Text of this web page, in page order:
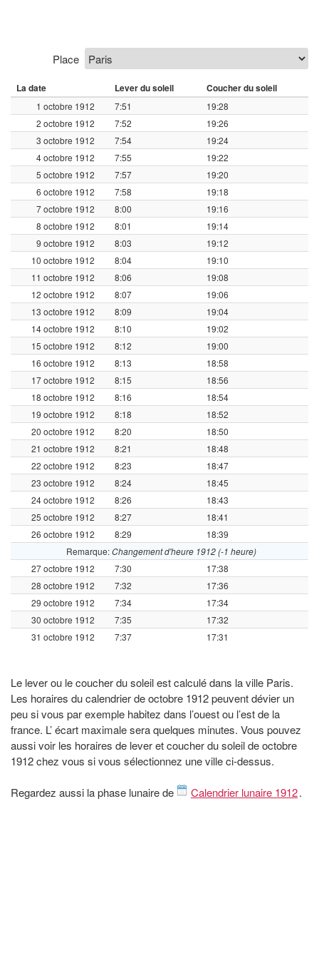
Place
La date Lever du soleil Coucher du soleil
1 octobre 1912 7:51
19:28
2 octobre 1912
7:52
19:26
3 octobre 1912
7:54
19:24
4 octobre 1912
7:55
19:22
5 octobre 1912
7:57
19:20
6 octobre 1912
7:58
19:18
7 octobre 1912
8:00
19:16
8 octobre 1912
8:01
19:14
9 octobre 1912
8:03
19:12
10 octobre 1912
8:04
19:10
11 octobre 1912
8:06
19:08
12 octobre 1912
8:07
19:06
13 octobre 1912
8:09
19:04
14 octobre 1912
8:10
19:02
15 octobre 1912
8:12
19:00
16 octobre 1912
8:13
18:58
17 octobre 1912
8:15
18:56
18 octobre 1912
8:16
18:54
19 octobre 1912
8:18
18:52
20 octobre 1912
8:20
18:50
21 octobre 1912
8:21
18:48
22 octobre 1912
8:23
18:47
23 octobre 1912
8:24
18:45
24 octobre 1912
8:26
18:43
25 octobre 1912
8:27
18:41
26 octobre 1912
8:29
18:39
Remarque:Changement d'heure 1912 (-1 heure)
27 octobre 1912
7:30
17:38
28 octobre 1912
7:32
17:36
29 octobre 1912
7:34
17:34
30 octobre 1912
7:35
17:32
31 octobre 1912
7:37 17:31
Le lever ou le coucher du soleil est calculé dans la ville Paris.
Les horaires du calendrier de octobre 1912 peuvent dévier un
peu si vous par exemple habitez dans l’ouest ou l’est de la
france. L’ écart maximale sera quelques minutes. Vous pouvez
aussi voir les horaires de lever et coucher du soleil de octobre
1912 chez vous si vous sélectionnez une ville ci-dessus.
Regardez aussi la phase lunaire de Calendrier lunaire 1912.